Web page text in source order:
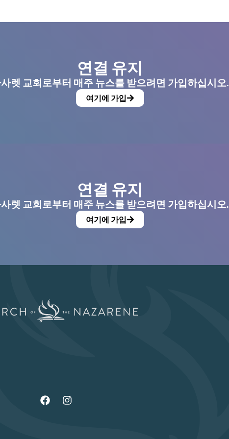
연결 유지
렛 교회로부터 매주 뉴스를 받으려면 가입하십시오.
여기에 가입
연결 유지
렛 교회로부터 매주 뉴스를 받으려면 가입하십시오.
여기에 가입